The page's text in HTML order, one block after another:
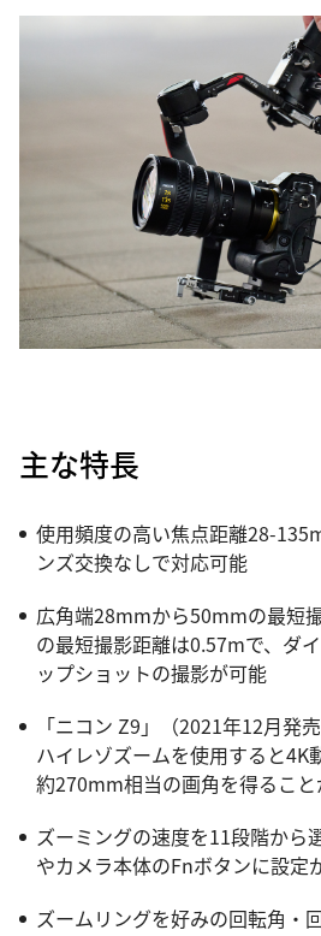
主な特長
使用頻度の高い焦点距離28-
ンズ交換なしで対応可能
広角端28mmから50mmの最短
の最短撮影距離は0.57mで、ダ
ップショットの撮影が可能
「ニコン Z9」（2021年12月発
ハイレゾズームを使用すると4K
約270mm相当の画角を得るこ
ズーミングの速度を11段階から
やカメラ本体のFnボタンに設定
ズームリングを好みの回転角・